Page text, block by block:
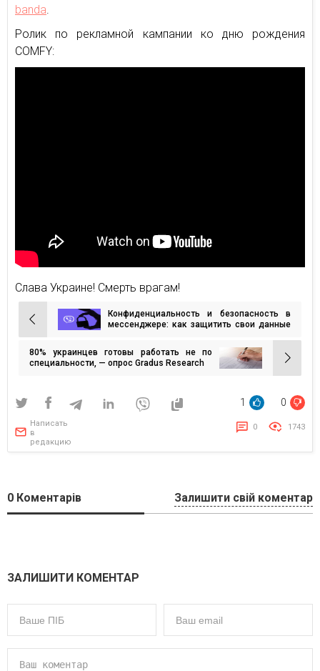
banda.
Ролик по рекламной кампании ко дню рождения
COMFY:
Слава Украине! Смерть врагам!
Навигация
по
записям
Конфиденциальность и безопасность в
мессенджере: как защитить свои данные
80% украинцев готовы работать не по
специальности, — опрос Gradus Research
1 0
Написать
в
редакцию
0 1743
0 Коментарів Залишити свій коментар
ЗАЛИШИТИ КОМЕНТАР